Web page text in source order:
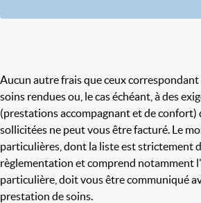
Aucun autre frais que ceux
soins rendues ou, le cas échéant, à des
(prestations accompagnant et de confort)
sollicitées ne peut vous être facturé. Le
particulières, dont la liste est strictement
règlementation et comprend notamment
particulière, doit vous être communiqué
prestation de soins.